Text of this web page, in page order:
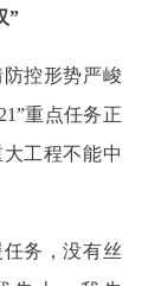
”
控形势严峻
重点任务正
工程不能中
务，没有丝